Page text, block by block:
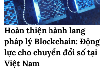
Hoàn thiện hành lang
pháp lý Blockchain: Động
lực cho chuyển đổi số tại
Việt Nam